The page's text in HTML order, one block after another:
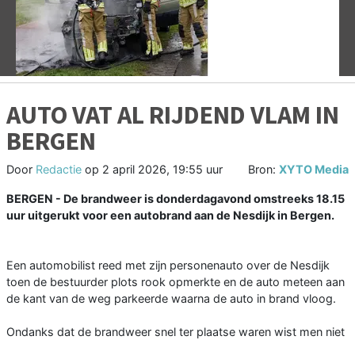
Vorige
AUTO VAT AL RIJDEND VLAM IN
BERGEN
Door Redactie op 2 april 2026, 19:55 uur Bron: XYTO Media
BERGEN - De brandweer is donderdagavond omstreeks 18.15
uur uitgerukt voor een autobrand aan de Nesdijk in Bergen.
Een automobilist reed met zijn personenauto over de Nesdijk
toen de bestuurder plots rook opmerkte en de auto meteen aan
de kant van de weg parkeerde waarna de auto in brand vloog.
Ondanks dat de brandweer snel ter plaatse waren wist men niet